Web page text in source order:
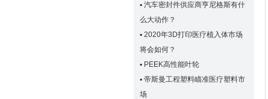
▪ 汽车密封件供应商亨尼格斯有什
么大动作？
▪ 2020年3D打印医疗植入体市场
将会如何？
▪ PEEK高性能叶轮
▪ 帝斯曼工程塑料瞄准医疗塑料市
场